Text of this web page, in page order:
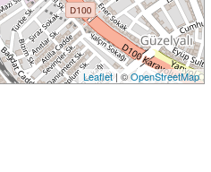
Leaflet| ©OpenStreetMap